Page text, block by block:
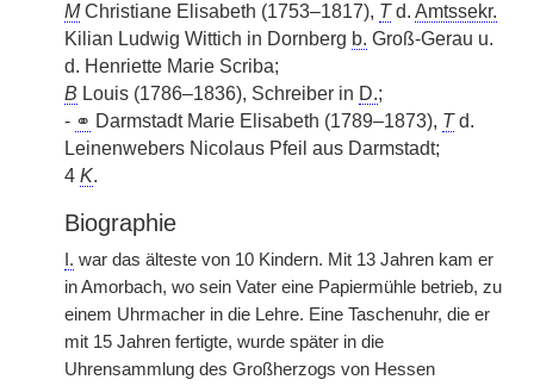
MChristiane Elisabeth (1753–1817), Td. Amtssekr.
Kilian Ludwig Wittich in Dornberg b. Groß-Gerau u.
d. Henriette Marie Scriba;
B Louis (1786–1836), Schreiber in D.;
- ⚭ Darmstadt Marie Elisabeth (1789–1873), Td.
Leinenwebers Nicolaus Pfeil aus Darmstadt;
4 K.
Biographie
I. war das älteste von 10 Kindern. Mit 13 Jahren kam er
in Amorbach, wo sein Vater eine Papiermühle betrieb, zu
einem Uhrmacher in die Lehre. Eine Taschenuhr, die er
mit 15 Jahren fertigte, wurde später in die
Uhrensammlung des Großherzogs von Hessen